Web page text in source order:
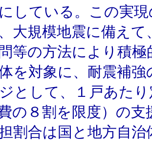
している。この実
大規模地震に備え
等の方法により積
を対象に、耐震補
として、１戸あた
の８割を限度）の
割合は国と地方自